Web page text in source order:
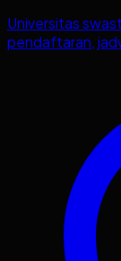
Universitas
pendaftaran,